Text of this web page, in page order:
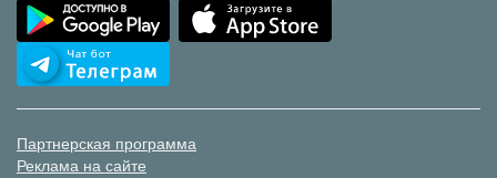
Партнерская программа
Реклама на сайте